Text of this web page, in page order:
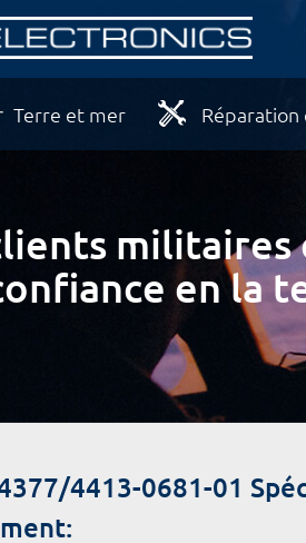
Terre et mer
en la
4413-0681-01